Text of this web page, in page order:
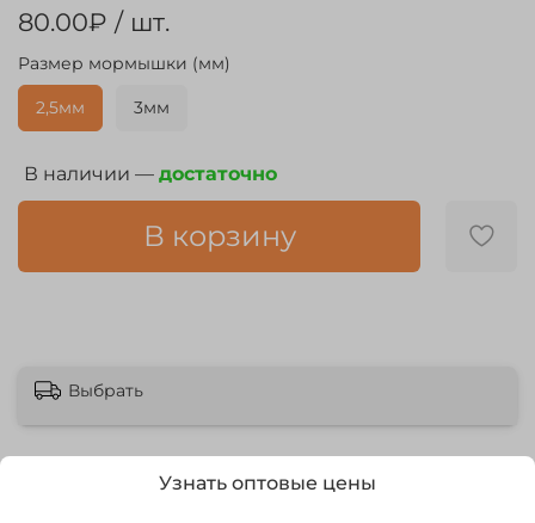
80.00₽ / шт.
В наличии — достаточно
В корзину
Размер мормышки (мм)
2,5мм 3мм
Выбрать
Узнать оптовые цены